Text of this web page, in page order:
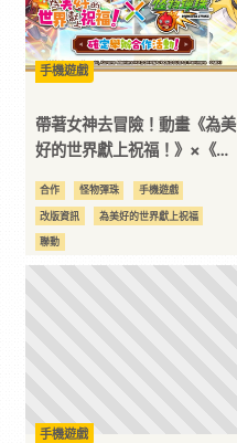
手機遊戲
帶著女神去冒險！動畫《為美
好的世界獻上祝福！》×《怪
跑！登入就送★6合作角色！
合作 怪物彈珠 手機遊戲
改版資訊 為美好的世界獻上祝福
聯動
手機遊戲